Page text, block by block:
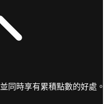
同時享有累積點數的好處。